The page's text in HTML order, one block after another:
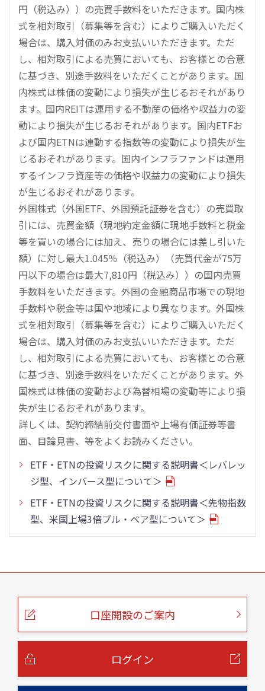
円（税込み））の売買手数料をいただきます。国内株
式を相対取引（募集等を含む）によりご購入いただく
場合は、購入対価のみお支払いいただきます。ただ
し、相対取引による売買においても、お客様との合意
に基づき、別途手数料をいただくことがあります。国
内株式は株価の変動により損失が生じるおそれがあり
ます。国内REITは運用する不動産の価格や収益力の変
動により損失が生じるおそれがあります。国内ETFお
よび国内ETNは連動する指数等の変動により損失が生
じるおそれがあります。国内インフラファンドは運用
するインフラ資産等の価格や収益力の変動により損失
が生じるおそれがあります。
外国株式（外国ETF、外国預託証券を含む）の売買取
引には、売買金額（現地約定金額に現地手数料と税金
等を買いの場合には加え、売りの場合には差し引いた
額）に対し最大1.045％（税込み）（売買代金が75万
円以下の場合は最大7,810円（税込み））の国内売買
手数料をいただきます。外国の金融商品市場での現地
手数料や税金等は国や地域により異なります。外国株
式を相対取引（募集等を含む）によりご購入いただく
場合は、購入対価のみお支払いいただきます。ただ
し、相対取引による売買においても、お客様との合意
に基づき、別途手数料をいただくことがあります。外
国株式は株価の変動および為替相場の変動等により損
失が生じるおそれがあります。
詳しくは、契約締結前交付書面や上場有価証券等書
面、目論見書、等をよくお読みください。
ETF・ETNの投資リスクに関する説明書＜レバレッ
ジ型、インバース型について＞
ETF・ETNの投資リスクに関する説明書＜先物指数
型、米国上場3倍ブル・ベア型について＞
こ
口座開設のご案内
ログイン